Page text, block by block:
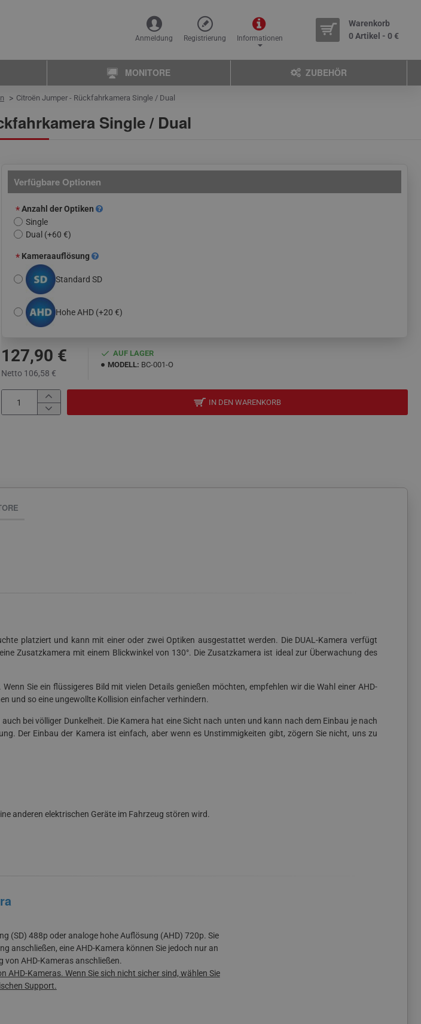
Anmeldung Registrierung Informationen
Warenkorb
0 Artikel - 0 €
MONITORE ZUBEHÖR
Single / Dual
Citroën Jumper - Rückfahrkamera Single / Dual
127,90 €
Netto 106,58 €
AUF LAGER
MODELL: BC-001-O
Verfügbare Optionen
Anzahl der Optiken
Single
Dual (+60 €)
Kameraauflösung
Standard SD
Hohe AHD (+20 €)
IN DEN WARENKORB
platziert und kann mit einer oder zwei Optiken ausgestattet werden. Die DUAL-Kamera verfügt
Zusatzkamera mit einem Blickwinkel von 130°. Die Zusatzkamera ist ideal zur Überwachung des
Sie ein flüssigeres Bild mit vielen Details genießen möchten, empfehlen wir die Wahl einer AHD-
und so eine ungewollte Kollision einfacher verhindern.
bei völliger Dunkelheit. Die Kamera hat eine Sicht nach unten und kann nach dem Einbau je nach
Der Einbau der Kamera ist einfach, aber wenn es Unstimmigkeiten gibt, zögern Sie nicht, uns zu
anderen elektrischen Geräte im Fahrzeug stören wird.
(SD) 488p oder analoge hohe Auflösung (AHD) 720p. Sie
anschließen, eine AHD-Kamera können Sie jedoch nur an
AHD-Kameras anschließen.
Kameras. Wenn Sie sich nicht sicher sind, wählen Sie
Support.